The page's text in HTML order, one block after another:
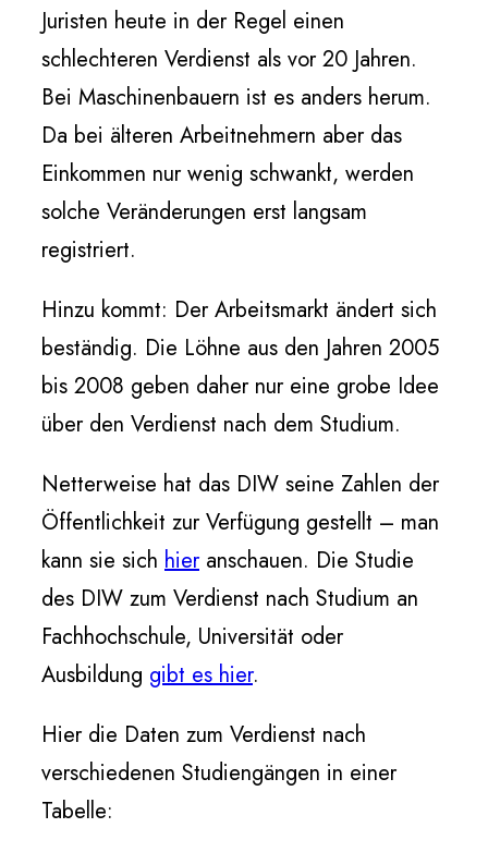
Juristen heute in der Regel einen
schlechteren Verdienst als vor 20 Jahren.
Bei Maschinenbauern ist es anders herum.
Da bei älteren Arbeitnehmern aber das
Einkommen nur wenig schwankt, werden
solche Veränderungen erst langsam
registriert.
Hinzu kommt: Der Arbeitsmarkt ändert sich
beständig. Die Löhne aus den Jahren 2005
bis 2008 geben daher nur eine grobe Idee
über den Verdienst nach dem Studium.
Netterweise hat das DIW seine Zahlen der
Öffentlichkeit zur Verfügung gestellt – man
kann sie sich hieranschauen. Die Studie
des DIW zum Verdienst nach Studium an
Fachhochschule, Universität oder
Ausbildung gibt es hier.
Hier die Daten zum Verdienst nach
verschiedenen Studiengängen in einer
Tabelle: